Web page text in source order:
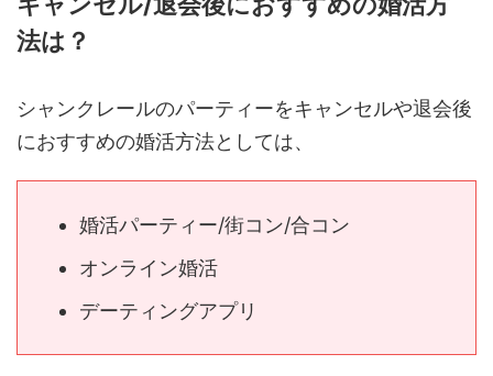
法は？
シャンクレールのパーティーをキャンセルや退会後
におすすめの婚活方法としては、
婚活パーティー/街コン/合コン
オンライン婚活
デーティングアプリ